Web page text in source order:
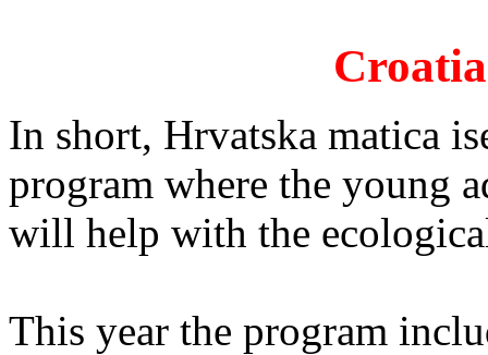
In short, Hrvatska matica
program where the young
will help with the
This year the program